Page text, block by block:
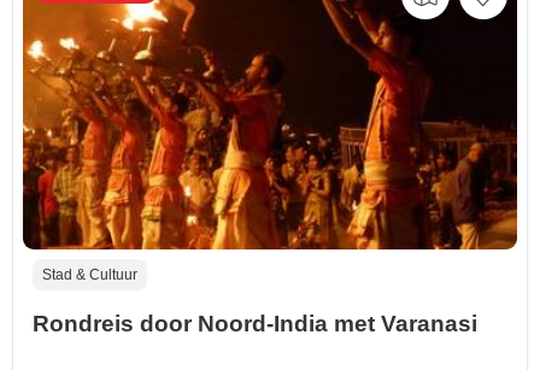
Stad & Cultuur
Rondreis door Noord-India met Varanasi